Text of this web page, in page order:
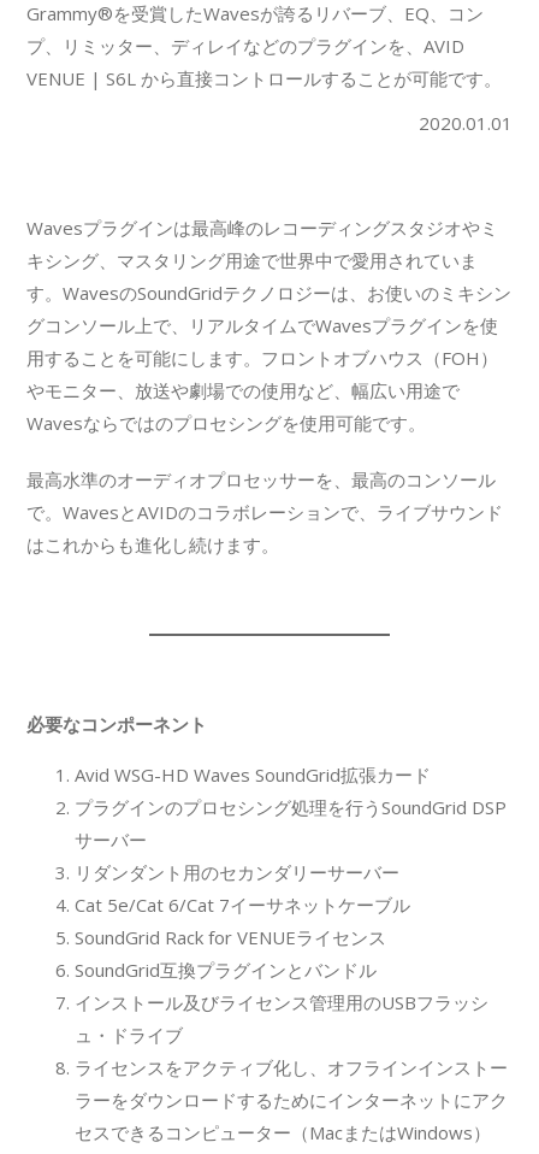
Grammy®を受賞したWavesが誇るリバーブ、EQ、コン
プ、リミッター、ディレイなどのプラグインを、AVID
VENUE | S6L から直接コントロールすることが可能です。
2020.01.01
Wavesプラグインは最高峰のレコーディングスタジオやミ
キシング、マスタリング用途で世界中で愛用されていま
す。WavesのSoundGridテクノロジーは、お使いのミキシン
グコンソール上で、リアルタイムでWavesプラグインを使
用することを可能にします。フロントオブハウス（FOH）
やモニター、放送や劇場での使用など、幅広い用途で
Wavesならではのプロセシングを使用可能です。
最高水準のオーディオプロセッサーを、最高のコンソール
で。WavesとAVIDのコラボレーションで、ライブサウンド
はこれからも進化し続けます。
必要なコンポーネント
Avid WSG-HD Waves SoundGrid拡張カード
プラグインのプロセシング処理を行うSoundGrid DSP
サーバー
リダンダント用のセカンダリーサーバー
Cat 5e/Cat 6/Cat 7イーサネットケーブル
SoundGrid Rack for VENUEライセンス
SoundGrid互換プラグインとバンドル
インストール及びライセンス管理用のUSBフラッシ
ュ・ドライブ
ライセンスをアクティブ化し、オフラインインストー
ラーをダウンロードするためにインターネットにアク
セスできるコンピューター（MacまたはWindows）